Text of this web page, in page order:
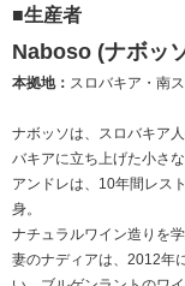
■生産者
Naboso (ナボッ
本拠地： スロバキア・南
ナボッソは、スロバキア
バキアに立ち上げた小さな
アンドレは、10年間レス
身。
ナチュラルワイン造りを
妻のナディアは、2012年